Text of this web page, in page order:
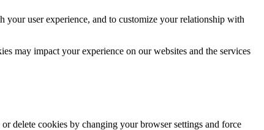
user experience, and to customize your relationship with
may impact your experience on our websites and the services
delete cookies by changing your browser settings and force